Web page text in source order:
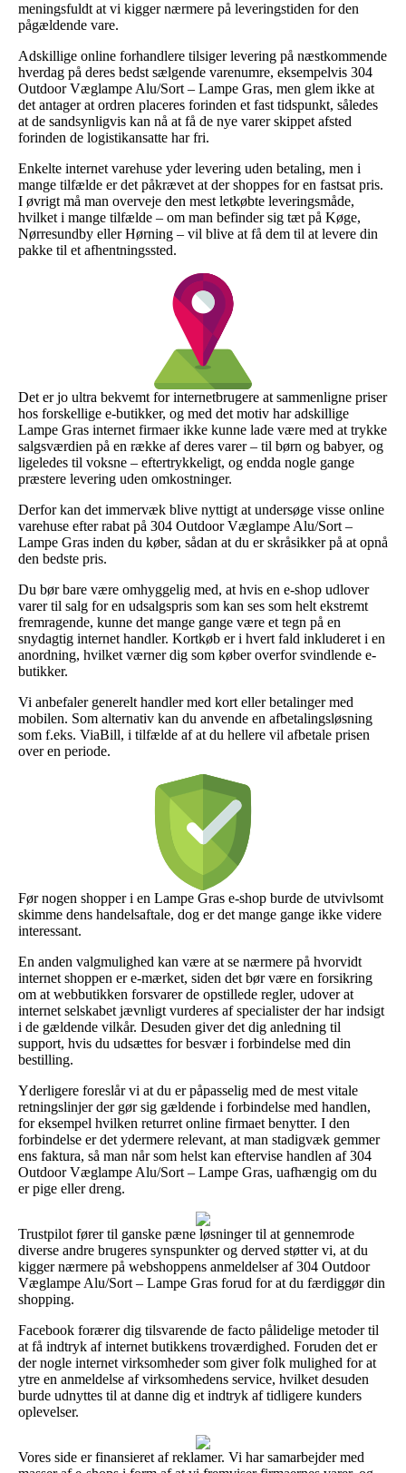
meningsfuldt at vi kigger nærmere på leveringstiden for den
pågældende vare.
Adskillige online forhandlere tilsiger levering på næstkommende
hverdag på deres bedst sælgende varenumre, eksempelvis 304
Outdoor Væglampe Alu/Sort – Lampe Gras, men glem ikke at
det antager at ordren placeres forinden et fast tidspunkt, således
at de sandsynligvis kan nå at få de nye varer skippet afsted
forinden de logistikansatte har fri.
Enkelte internet varehuse yder levering uden betaling, men i
mange tilfælde er det påkrævet at der shoppes for en fastsat pris.
I øvrigt må man overveje den mest letkøbte leveringsmåde,
hvilket i mange tilfælde – om man befinder sig tæt på Køge,
Nørresundby eller Hørning – vil blive at få dem til at levere din
pakke til et afhentningssted.
Det er jo ultra bekvemt for internetbrugere at sammenligne priser
hos forskellige e-butikker, og med det motiv har adskillige
Lampe Gras internet firmaer ikke kunne lade være med at trykke
salgsværdien på en række af deres varer – til børn og babyer, og
ligeledes til voksne – eftertrykkeligt, og endda nogle gange
præstere levering uden omkostninger.
Derfor kan det immervæk blive nyttigt at undersøge visse online
varehuse efter rabat på 304 Outdoor Væglampe Alu/Sort –
Lampe Gras inden du køber, sådan at du er skråsikker på at opnå
den bedste pris.
Du bør bare være omhyggelig med, at hvis en e-shop udlover
varer til salg for en udsalgspris som kan ses som helt ekstremt
fremragende, kunne det mange gange være et tegn på en
snydagtig internet handler. Kortkøb er i hvert fald inkluderet i en
anordning, hvilket værner dig som køber overfor svindlende e-
butikker.
Vi anbefaler generelt handler med kort eller betalinger med
mobilen. Som alternativ kan du anvende en afbetalingsløsning
som f.eks. ViaBill, i tilfælde af at du hellere vil afbetale prisen
over en periode.
Før nogen shopper i en Lampe Gras e-shop burde de utvivlsomt
skimme dens handelsaftale, dog er det mange gange ikke videre
interessant.
En anden valgmulighed kan være at se nærmere på hvorvidt
internet shoppen er e-mærket, siden det bør være en forsikring
om at webbutikken forsvarer de opstillede regler, udover at
internet selskabet jævnligt vurderes af specialister der har indsigt
i de gældende vilkår. Desuden giver det dig anledning til
support, hvis du udsættes for besvær i forbindelse med din
bestilling.
Yderligere foreslår vi at du er påpasselig med de mest vitale
retningslinjer der gør sig gældende i forbindelse med handlen,
for eksempel hvilken returret online firmaet benytter. I den
forbindelse er det ydermere relevant, at man stadigvæk gemmer
ens faktura, så man når som helst kan eftervise handlen af 304
Outdoor Væglampe Alu/Sort – Lampe Gras, uafhængig om du
er pige eller dreng.
Trustpilot fører til ganske pæne løsninger til at gennemrode
diverse andre brugeres synspunkter og derved støtter vi, at du
kigger nærmere på webshoppens anmeldelser af 304 Outdoor
Væglampe Alu/Sort – Lampe Gras forud for at du færdiggør din
shopping.
Facebook forærer dig tilsvarende de facto pålidelige metoder til
at få indtryk af internet butikkens troværdighed. Foruden det er
der nogle internet virksomheder som giver folk mulighed for at
ytre en anmeldelse af virksomhedens service, hvilket desuden
burde udnyttes til at danne dig et indtryk af tidligere kunders
oplevelser.
Vores side er finansieret af reklamer. Vi har samarbejder med